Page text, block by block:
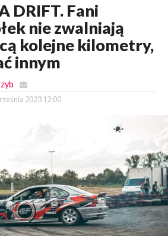
DRIFT. Fani
nie zwalniają
kolejne kilometry,
innym
2023 12:00